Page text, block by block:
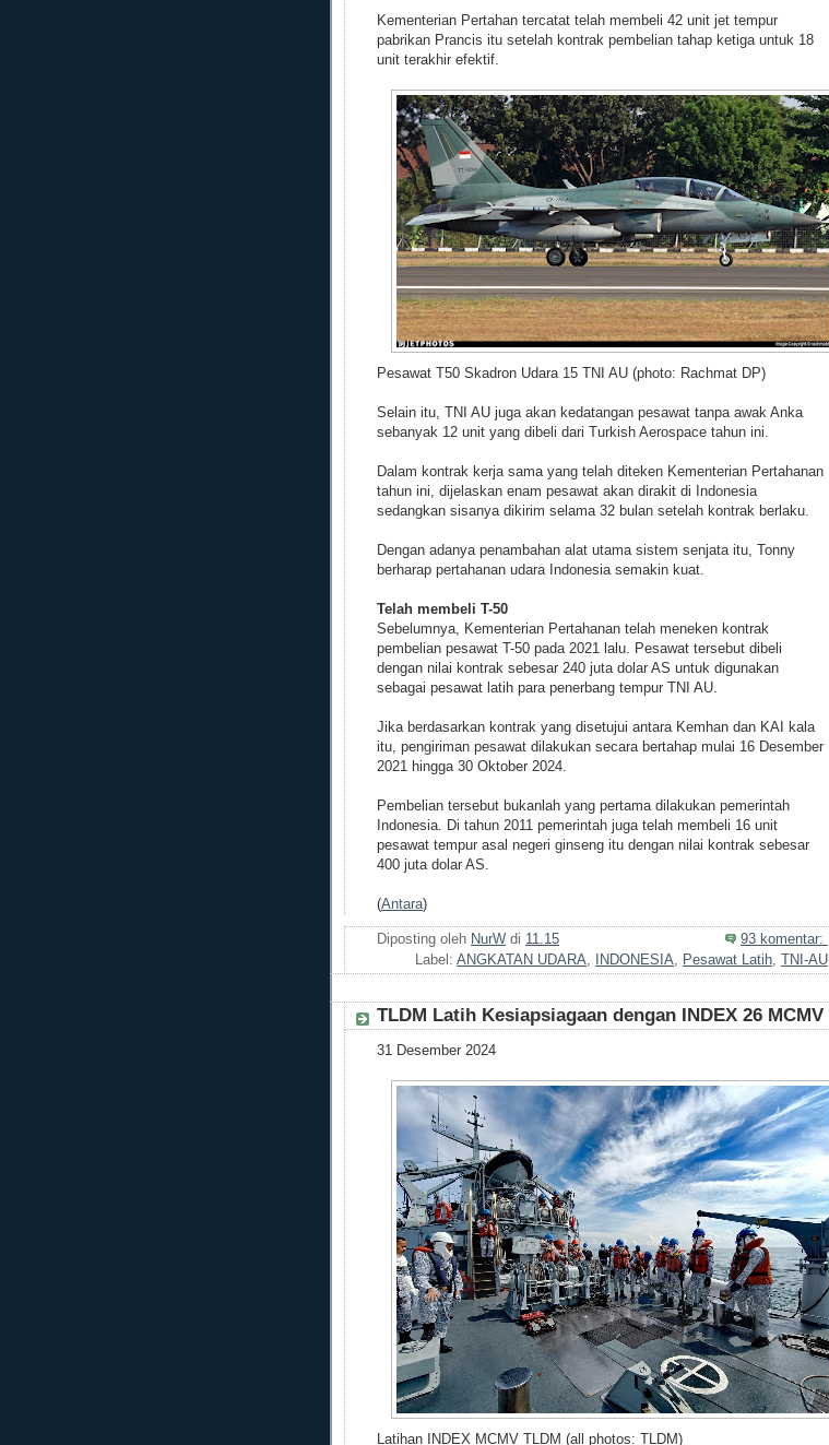
Kementerian Pertahan tercatat telah membeli 42 unit jet tempur
pabrikan Prancis itu setelah kontrak pembelian tahap ketiga untuk 18
unit terakhir efektif.
Pesawat T50 Skadron Udara 15 TNI AU (photo: Rachmat DP)
Selain itu, TNI AU juga akan kedatangan pesawat tanpa awak Anka
sebanyak 12 unit yang dibeli dari Turkish Aerospace tahun ini.
Dalam kontrak kerja sama yang telah diteken Kementerian Pertahanan
tahun ini, dijelaskan enam pesawat akan dirakit di Indonesia
sedangkan sisanya dikirim selama 32 bulan setelah kontrak berlaku.
Dengan adanya penambahan alat utama sistem senjata itu, Tonny
berharap pertahanan udara Indonesia semakin kuat.
Telah membeli T-50
Sebelumnya, Kementerian Pertahanan telah meneken kontrak
pembelian pesawat T-50 pada 2021 lalu. Pesawat tersebut dibeli
dengan nilai kontrak sebesar 240 juta dolar AS untuk digunakan
sebagai pesawat latih para penerbang tempur TNI AU.
Jika berdasarkan kontrak yang disetujui antara Kemhan dan KAI kala
itu, pengiriman pesawat dilakukan secara bertahap mulai 16 Desember
2021 hingga 30 Oktober 2024.
Pembelian tersebut bukanlah yang pertama dilakukan pemerintah
Indonesia. Di tahun 2011 pemerintah juga telah membeli 16 unit
pesawat tempur asal negeri ginseng itu dengan nilai kontrak sebesar
400 juta dolar AS.
(Antara)
Diposting oleh NurW di 11.15
93 komentar:
Label: ANGKATAN UDARA INDONESIA Pesawat Latih TNI-AU
TLDM Latih Kesiapsiagaan dengan INDEX 26 MCMV
31 Desember 2024
Latihan INDEX MCMV TLDM (all photos: TLDM)